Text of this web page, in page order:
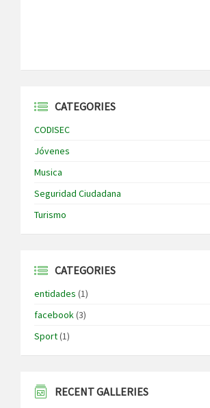
CATEGORIES
CODISEC
Jóvenes
Musica
Seguridad Ciudadana
Turismo
CATEGORIES
entidades (1)
facebook(3)
Sport(1)
RECENT GALLERIES